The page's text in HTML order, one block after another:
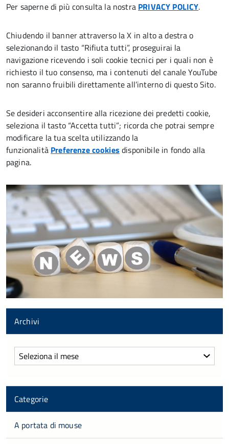
Per saperne di più consulta la nostra PRIVACY POLICY.
Chiudendo il banner attraverso la X in alto a destra o
selezionando il tasto “Rifiuta tutti”, proseguirai la
navigazione ricevendo i soli cookie tecnici per i quali non è
richiesto il tuo consenso, ma i contenuti del canale YouTube
non saranno fruibili direttamente all’interno di questo Sito.
Se desideri acconsentire alla ricezione dei predetti cookie,
seleziona il tasto “Accetta tutti”; ricorda che potrai sempre
modificare la tua scelta utilizzando la
funzionalità Preferenze cookies disponibile in fondo alla
pagina.
Archivi
Archivi
Categorie
A portata di mouse